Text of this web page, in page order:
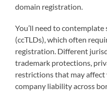
domain registration.
You’ll need to
(ccTLDs), which often
registration. Different
trademark protections,
restrictions that may affect
company liability across